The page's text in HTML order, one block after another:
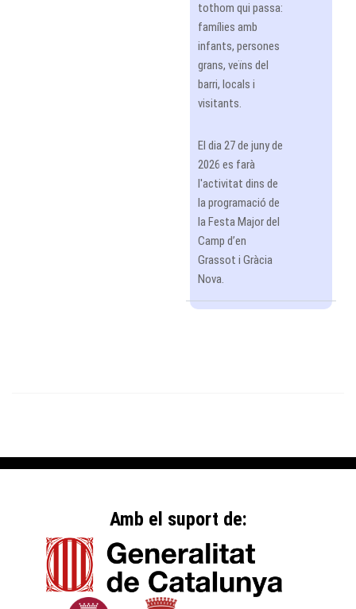
tothom qui passa:
famílies amb
infants, persones
grans, veïns del
barri, locals i
visitants.
El dia 27 de juny de
2026 es farà
l'activitat dins de
la programació de
la Festa Major del
Camp d’en
Grassot i Gràcia
Nova.
Amb el suport de: